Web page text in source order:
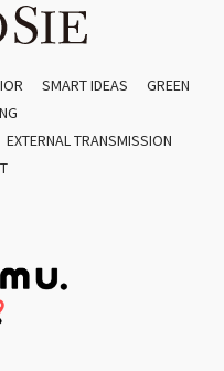
SMART IDEAS
GREEN
EXTERNAL TRANSMISSION